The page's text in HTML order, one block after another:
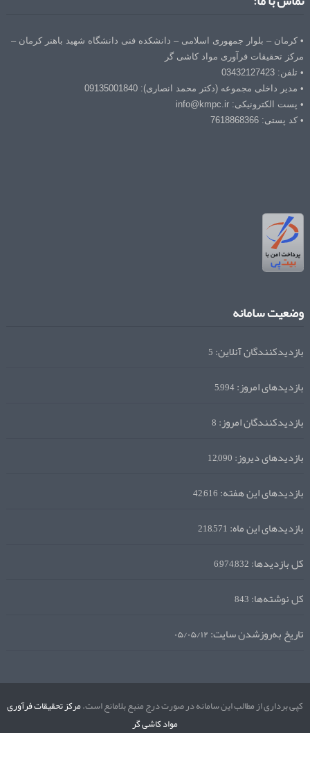
• کرمان – بلوار جمهوری اسلامی – دانشکده فنی دانشگاه شهید باهنر کرمان –
مرکز تحقیقات فرآوری مواد کاشی گر
• تلفن: 03432127423
• مدیر داخلی مجموعه (دکتر محمد انصاری): 09135001840
• پست الکترونیکی: info@kmpc.ir
• کد پستی: 7618868366
وضعیت سامانه
بازدیدکنندگان آنلاین:5
بازدیدهای امروز:5,994
بازدیدکنندگان امروز:8
بازدیدهای دیروز:12,090
بازدیدهای این هفته:42,616
بازدیدهای این ماه:218,571
کل بازدیدها:6,974,832
کل نوشته‌ها:843
تاریخ به‌روزشدن سایت:۰۵/۰۵/۱۲
کپی برداری از مطالب این سامانه در صورت درج منبع بلامانع است.مرکز تحقیقات فرآوری
مواد کاشی گر